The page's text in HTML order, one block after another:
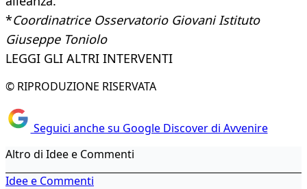
*Coordinatrice Osservatorio Giovani Istituto
Giuseppe Toniolo
LEGGI GLI ALTRI INTERVENTI
© RIPRODUZIONE RISERVATA
Seguici anche su Google Discover di Avvenire
Altro di Idee e Commenti
Idee e Commenti